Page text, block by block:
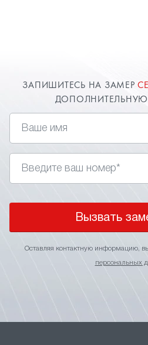
ЗАПИШИТЕСЬ НА ЗАМЕР
ДОПОЛНИТЕЛЬНУЮ
Вызвать
Оставляя контактную информацию,
персональных